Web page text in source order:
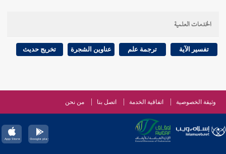
الخدمات العلمية
تفسير الآية ترجمة علم عناوين الشجرة تخريج حديث
وثيقة الخصوصية اتفاقية الخدمة اتصل بنا من نحن